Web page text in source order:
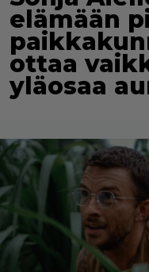
elämään
ottaa
yläosaa